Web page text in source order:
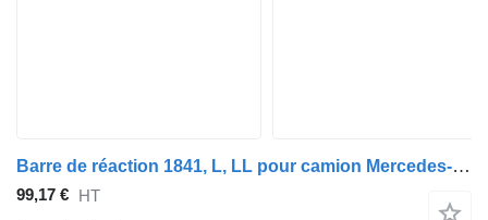
Barre de réaction 1841, L, LL pour camion Mercedes-Benz ACTROS MP2 / MP3
99,17 € HT